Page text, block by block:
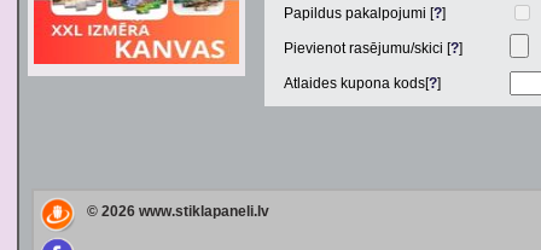
Papildus pakalpojumi [?]
Pievienot rasējumu/skici [?]
Atlaides kupona kods[?]
© 2026 www.stiklapaneli.lv